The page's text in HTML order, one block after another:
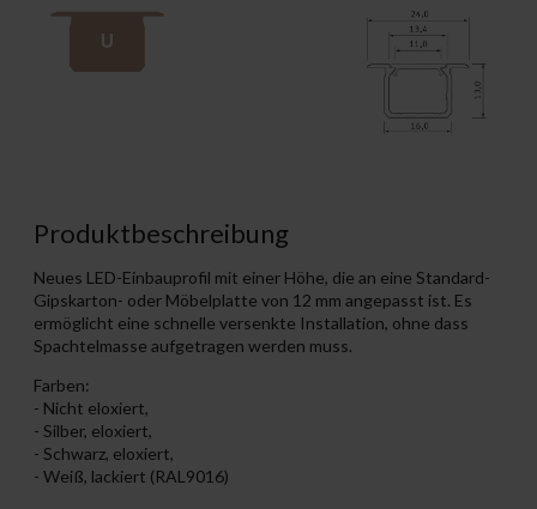
Produktbeschreibung
Neues LED-Einbauprofil mit einer Höhe, die an eine Standard-
Gipskarton- oder Möbelplatte von 12 mm angepasst ist. Es
ermöglicht eine schnelle versenkte Installation, ohne dass
Spachtelmasse aufgetragen werden muss.
Farben:
- Nicht eloxiert,
- Silber, eloxiert,
- Schwarz, eloxiert,
- Weiß, lackiert (RAL9016)